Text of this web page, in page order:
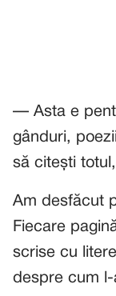
— Asta e
gânduri,
să citești
Am desfăcut
Fiecare
scrise cu
despre cum